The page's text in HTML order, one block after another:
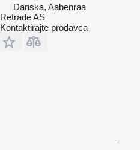
Danska, Aabenraa
Retrade AS
Kontaktirajte prodavca